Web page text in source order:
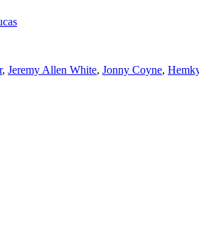
, Jeremy Allen White, Jonny Coyne,